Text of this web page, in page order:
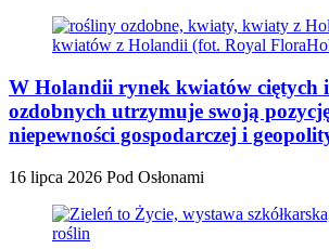
W Holandii rynek kwiatów ciętych
ozdobnych utrzymuje swoją
niepewności gospodarczej i
16 lipca 2026 Pod Osłonami